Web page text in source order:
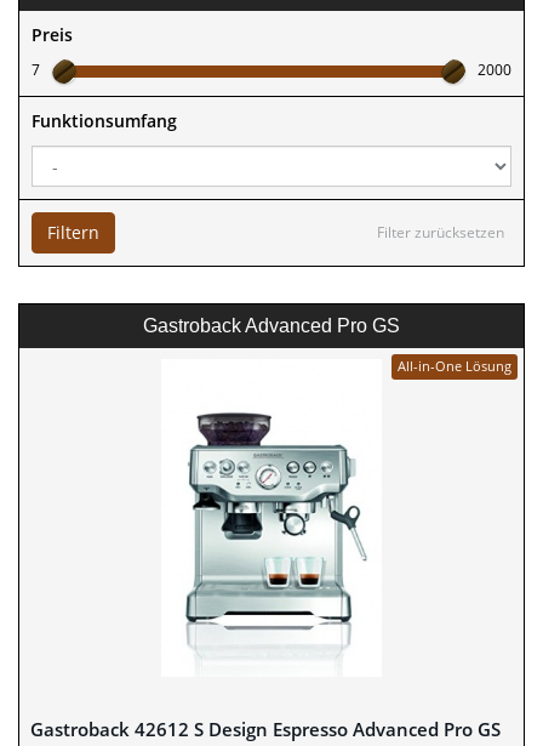
Preis
7 2000
Funktionsumfang
Filter zurücksetzen
Filtern
Gastroback Advanced Pro GS
All-in-One Lösung
Gastroback 42612 S Design Espresso Advanced Pro GS